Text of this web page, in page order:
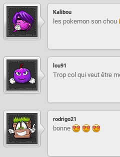
Kalibou
les pokemon son chou
lou91
Trop col qui veut être
rodrigo21
bonne